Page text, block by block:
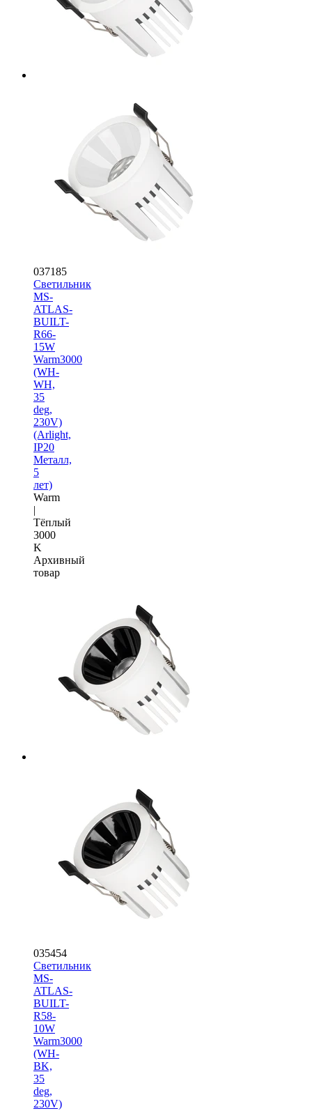
037185
Светильник
MS-
ATLAS-
BUILT-
R66-
15W
Warm3000
(WH-
WH,
35
deg,
230V)
(Arlight,
IP20
Металл,
5
лет)
Warm
|
Тёплый
3000
K
Архивный
товар
035454
Светильник
MS-
ATLAS-
BUILT-
R58-
10W
Warm3000
(WH-
BK,
35
deg,
230V)